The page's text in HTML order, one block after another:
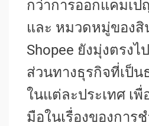
กว่าการออกแคมเ
และ หมวดหมู่ของสิ
Shopee ยังมุ่งตรง
ส่วนทางธุรกิจที่เป็
ในแต่ละประเทศ เ
มือในเรื่องของการช